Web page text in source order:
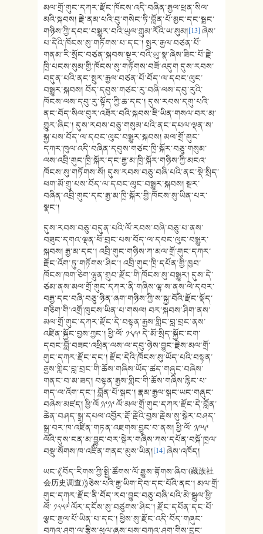
མལ་གྲོ་གུང་དཀར་རྫོང་ཁོངས་འདི་བཞིན་རྒྱལ་ཕྲན་སིལ་
མའི་སྐབས། རྗེ་ནམ་པའི་བུ་གསེང་ཏི་བློན་པོ་མྱང་དང་སྦྲང་
གཉིས་ཀྱི་དབང་བསྒྱུར་བའི་ཡུལ་ཀླུམ་རོའི་ཡ་སུམ།[13]ཞེས་
པ་དེའི་ཁོངས་སུ་གཏོགས་པ་དང་། སྤུར་རྒྱལ་བཙན་པོ་
གནམ་རི་སྲོང་བཙན་སྐབས་སྔུར་བའི་ཡུ་སྣ་ཞེས་ཟིང་པོ་རྗེ་
ཁྲི་པངས་སུམ་གྱི་ཁོངས་སུ་གཏོགས་བཟོ་འདུག དུས་རབས་
བདུན་པའི་ནང་སྤུར་རྒྱལ་བཙན་པོ་བོད་ལ་དབང་ལུང་
བསྒྱུར་སྐབས། བོད་དབུས་གཙང་རུ་བཞི་ལས་དབུ་རུའི་
ཁོངས་ལས་དབུ་རུ་སྟོད་ཀྱི་ཆ་དང་། དུས་རབས་དགུ་པའི་
ནང་བོད་སིལ་བུར་འཐོར་བའི་སྐབས་ཇི་ཡིན་གསལ་བར་མ་
གྱུར་ཞིང་། དུས་རབས་བཅུ་གསུམ་པའི་ནང་དཔལ་ལྡན་ས་
སྐྱ་པས་བོད་ལ་དབང་ལུང་བསྒྱུར་སྐབས། མལ་གྲོ་གུང་
དཀར་ཁུལ་འདི་བཞིན་དབུས་གཙང་ཁྲི་སྐོར་བཅུ་གསུམ་
ལས་འབྲི་གུང་ཁྲི་སྐོར་དང་རྒྱ་མ་ཁྲི་སྐོར་གཉིས་ཀྱི་མངའ་
ཁོངས་སུ་གཏོགས་སོ། དུས་རབས་བཅུ་བཞི་པའི་ནང་སྡེ་སྲིད་
ཕག་མོ་གྲུ་པས་བོད་ལ་དབང་ལུང་བསྒྱུར་སྐབས། སྔར་
བཞིན་འབྲི་གུང་དང་རྒྱ་མ་ཁྲི་སྐོར་གྱི་ཁོངས་སུ་ཡིན་པར་
སྣང་།
དུས་རབས་བཅུ་བདུན་པའི་ལོ་རབས་བཞི་བཅུ་པ་ནས་
བཟུང་དགའ་ལྡན་ཕོ་བྲང་པས་བོད་ལ་དབང་ལུང་བསྒྱུར་
སྐབས། རྒྱ་མ་དང་། འབྲི་གུང་གཉིས་ཀ་མལ་གྲོ་གུང་དཀར་
རྗོང་འོག་ཏུ་གཏོགས་ཤིང་། འབྲི་གུང་ཁྲི་དཔོན་གྱི་ཁྱབ་
ཁོངས་ཁག་ཅིག་ལྷུན་གྲུབ་རྫོང་གི་ཁོངས་སུ་བསྒྱུར། དུས་དེ་
ཙམ་ནས་མལ་གྲོ་གུང་དཀར་ནི་གཞིས་ལྷ་ས་ནས་ལེ་དབར་
བརྒྱ་དང་བཞི་བཅུ་ཉིན་ཞག་གཉིས་ཀྱི་ས་སྐྱ་བོའི་རྫོང་སྡོད་
གཅིག་གི་འགྲོ་ཁུངས་ཡིན་པ་གསལ། བར་སྐབས་ཤིག་ནས་
མལ་གྲོ་གུང་དཀར་རྫོང་དེ་བསྟན་རྒྱས་གླིང་བླ་བྲང་ནས་
འཛིན་སྐྱོང་བྱས་ཀྱང་། ཕྱི་ལོ་ ༡༨༩༩ དེ་མོ་སྲིད་སྐྱོང་ངག་
དབང་བློ་བཟང་འཕྲིན་ལས་ལ་དབུ་ཉེས་བྱུང་རྗེས་མལ་གྲོ་
གུང་དཀར་རྫོང་དང་། རྫོང་དེའི་ཁོངས་སུ་ཡོད་པའི་བསྟན་
རྒྱས་གླིང་བླ་བྲང་གི་ཆོས་གཞིས་ཡོད་ཚད་གཞུང་བཞེས་
གནང་བ་མ་ཟད། བསྟན་རྒྱས་གླིང་གི་ཆོས་གཞིས་རྙིང་པ་
གད་ལ་འོག་དང་། བློན་པོ་སྒང་། རྣམ་རྒྱལ་སྒང་ཡང་གཞུང་
བཞེས་མཛད། ཕྱི་ལོ ༡༩༡༩ ལོ་མལ་གྲོ་གུང་དཀར་རྫོང་དེ་བློན་
ཆེན་བཤད་སྒྲ་དཔལ་འབྱོར་རྡོ་རྗེའི་བྱས་རྗེས་སུ་སྒེར་བཤད་
སྒྲ་བར་ཁ་འཛིན་གཏན་འཇགས་བྱུང་བ་ནས། ཕྱི་ལོ་ ༡༩༥༩
ལོའི་དུས་ངན་མ་བྱུང་བར་སྒེར་གཞིས་ཀས་དཔོན་བསྐོ་ཁྲལ་
བསྡུ་སོགས་ཁ་འཛིིན་གནང་མུས་ཡིན།[14]ཞེས་འཁོད།
ཡང་《བོད་རིགས་ཀྱི་སྤྱི་ཚོགས་ལོ་རྒྱུས་རྟོགས་ཞིབ་(藏族社
会历史调查)》ཅེས་པའི་རྒྱ་ཡིག་དེབ་དང་པོའི་ནང་། མལ་གྲོ་
གུང་དཀར་རྫོང་ནི་བོད་རབ་བྱུང་བཅུ་བཞི་པའི་མེ་སྦྲུལ་ཕྱི་
ལོ་ ༡༨༥༧ ལོར་དངོས་སུ་བཙུགས་ཤིང་། རྫོང་དཔོན་དང་པོ་
ལྕང་རྒྱལ་པོ་ཡིན་པ་དང་། ཕྱིས་སུ་རྫོང་འདི་བོད་གཞུང་
བཀའ་ཤག་ལ་རྩིས་ཕུལ་ཞུས་པས་བཀའ་ཤག་གིས་དྲུང་